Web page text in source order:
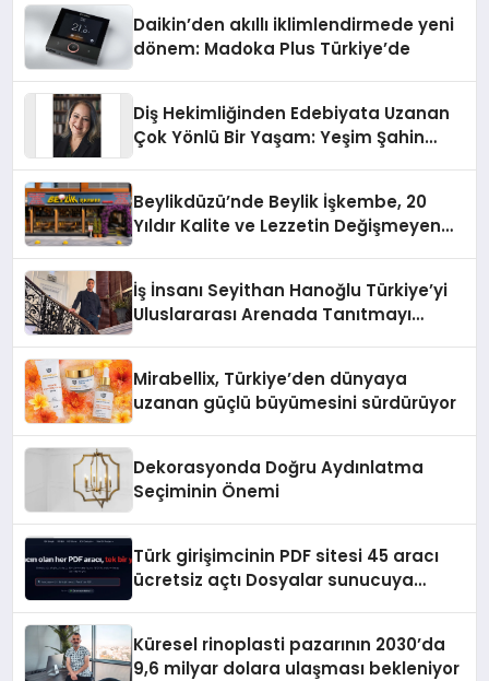
Daikin’den akıllı iklimlendirmede yeni
dönem: Madoka Plus Türkiye’de
Diş Hekimliğinden Edebiyata Uzanan
Çok Yönlü Bir Yaşam: Yeşim Şahin
Beylikdüzü’nde Beylik İşkembe, 20
Yıldır Kalite ve Lezzetin Değişmeyen
İş İnsanı Seyithan Hanoğlu Türkiye’yi
Uluslararası Arenada Tanıtmayı
Mirabellix, Türkiye’den dünyaya
uzanan güçlü büyümesini sürdürüyor
Dekorasyonda Doğru Aydınlatma
Seçiminin Önemi
Türk girişimcinin PDF sitesi 45 aracı
ücretsiz açtı Dosyalar sunucuya
Küresel rinoplasti pazarının 2030’da
9,6 milyar dolara ulaşması bekleniyor